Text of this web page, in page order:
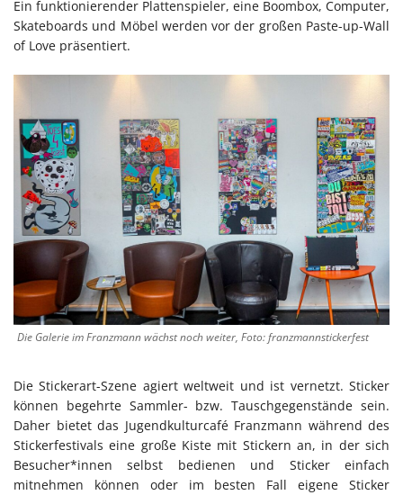
Ein funktionierender Plattenspieler, eine Boombox, Computer,
Skateboards und Möbel werden vor der großen Paste-up-Wall
of Love präsentiert.
Die Galerie im Franzmann wächst noch weiter, Foto: franzmannstickerfest
Die Stickerart-Szene agiert weltweit und ist vernetzt. Sticker
können begehrte Sammler- bzw. Tauschgegenstände sein.
Daher bietet das Jugendkulturcafé Franzmann während des
Stickerfestivals eine große Kiste mit Stickern an, in der sich
Besucher*innen selbst bedienen und Sticker einfach
mitnehmen können oder im besten Fall eigene Sticker